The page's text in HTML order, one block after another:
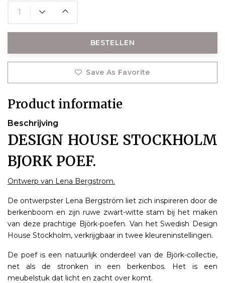
BESTELLEN
Save As Favorite
Product informatie
Beschrijving
DESIGN HOUSE STOCKHOLM
BJORK POEF.
Ontwerp van Lena Bergstrom.
De ontwerpster Lena Bergström liet zich inspireren door de
berkenboom en zijn ruwe zwart-witte stam bij het maken
van deze prachtige Björk-poefen. Van het Swedish Design
House Stockholm, verkrijgbaar in twee kleureninstellingen.
De poef is een natuurlijk onderdeel van de Björk-collectie,
net als de stronken in een berkenbos. Het is een
meubelstuk dat licht en zacht over komt.